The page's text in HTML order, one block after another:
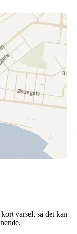
varsel, så det kan